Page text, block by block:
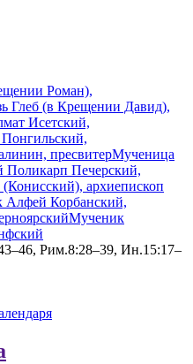
Роман),
Глеб (в Крещении Давид),
Исетский,
пресвитерМученица
Поликарп Печерский,
(Конисский), архиепископ
Алфей Корбанский,
Мученик
Рим.8:28–39, Ин.15:17–